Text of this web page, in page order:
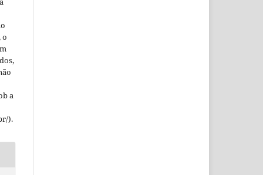
o
a
).